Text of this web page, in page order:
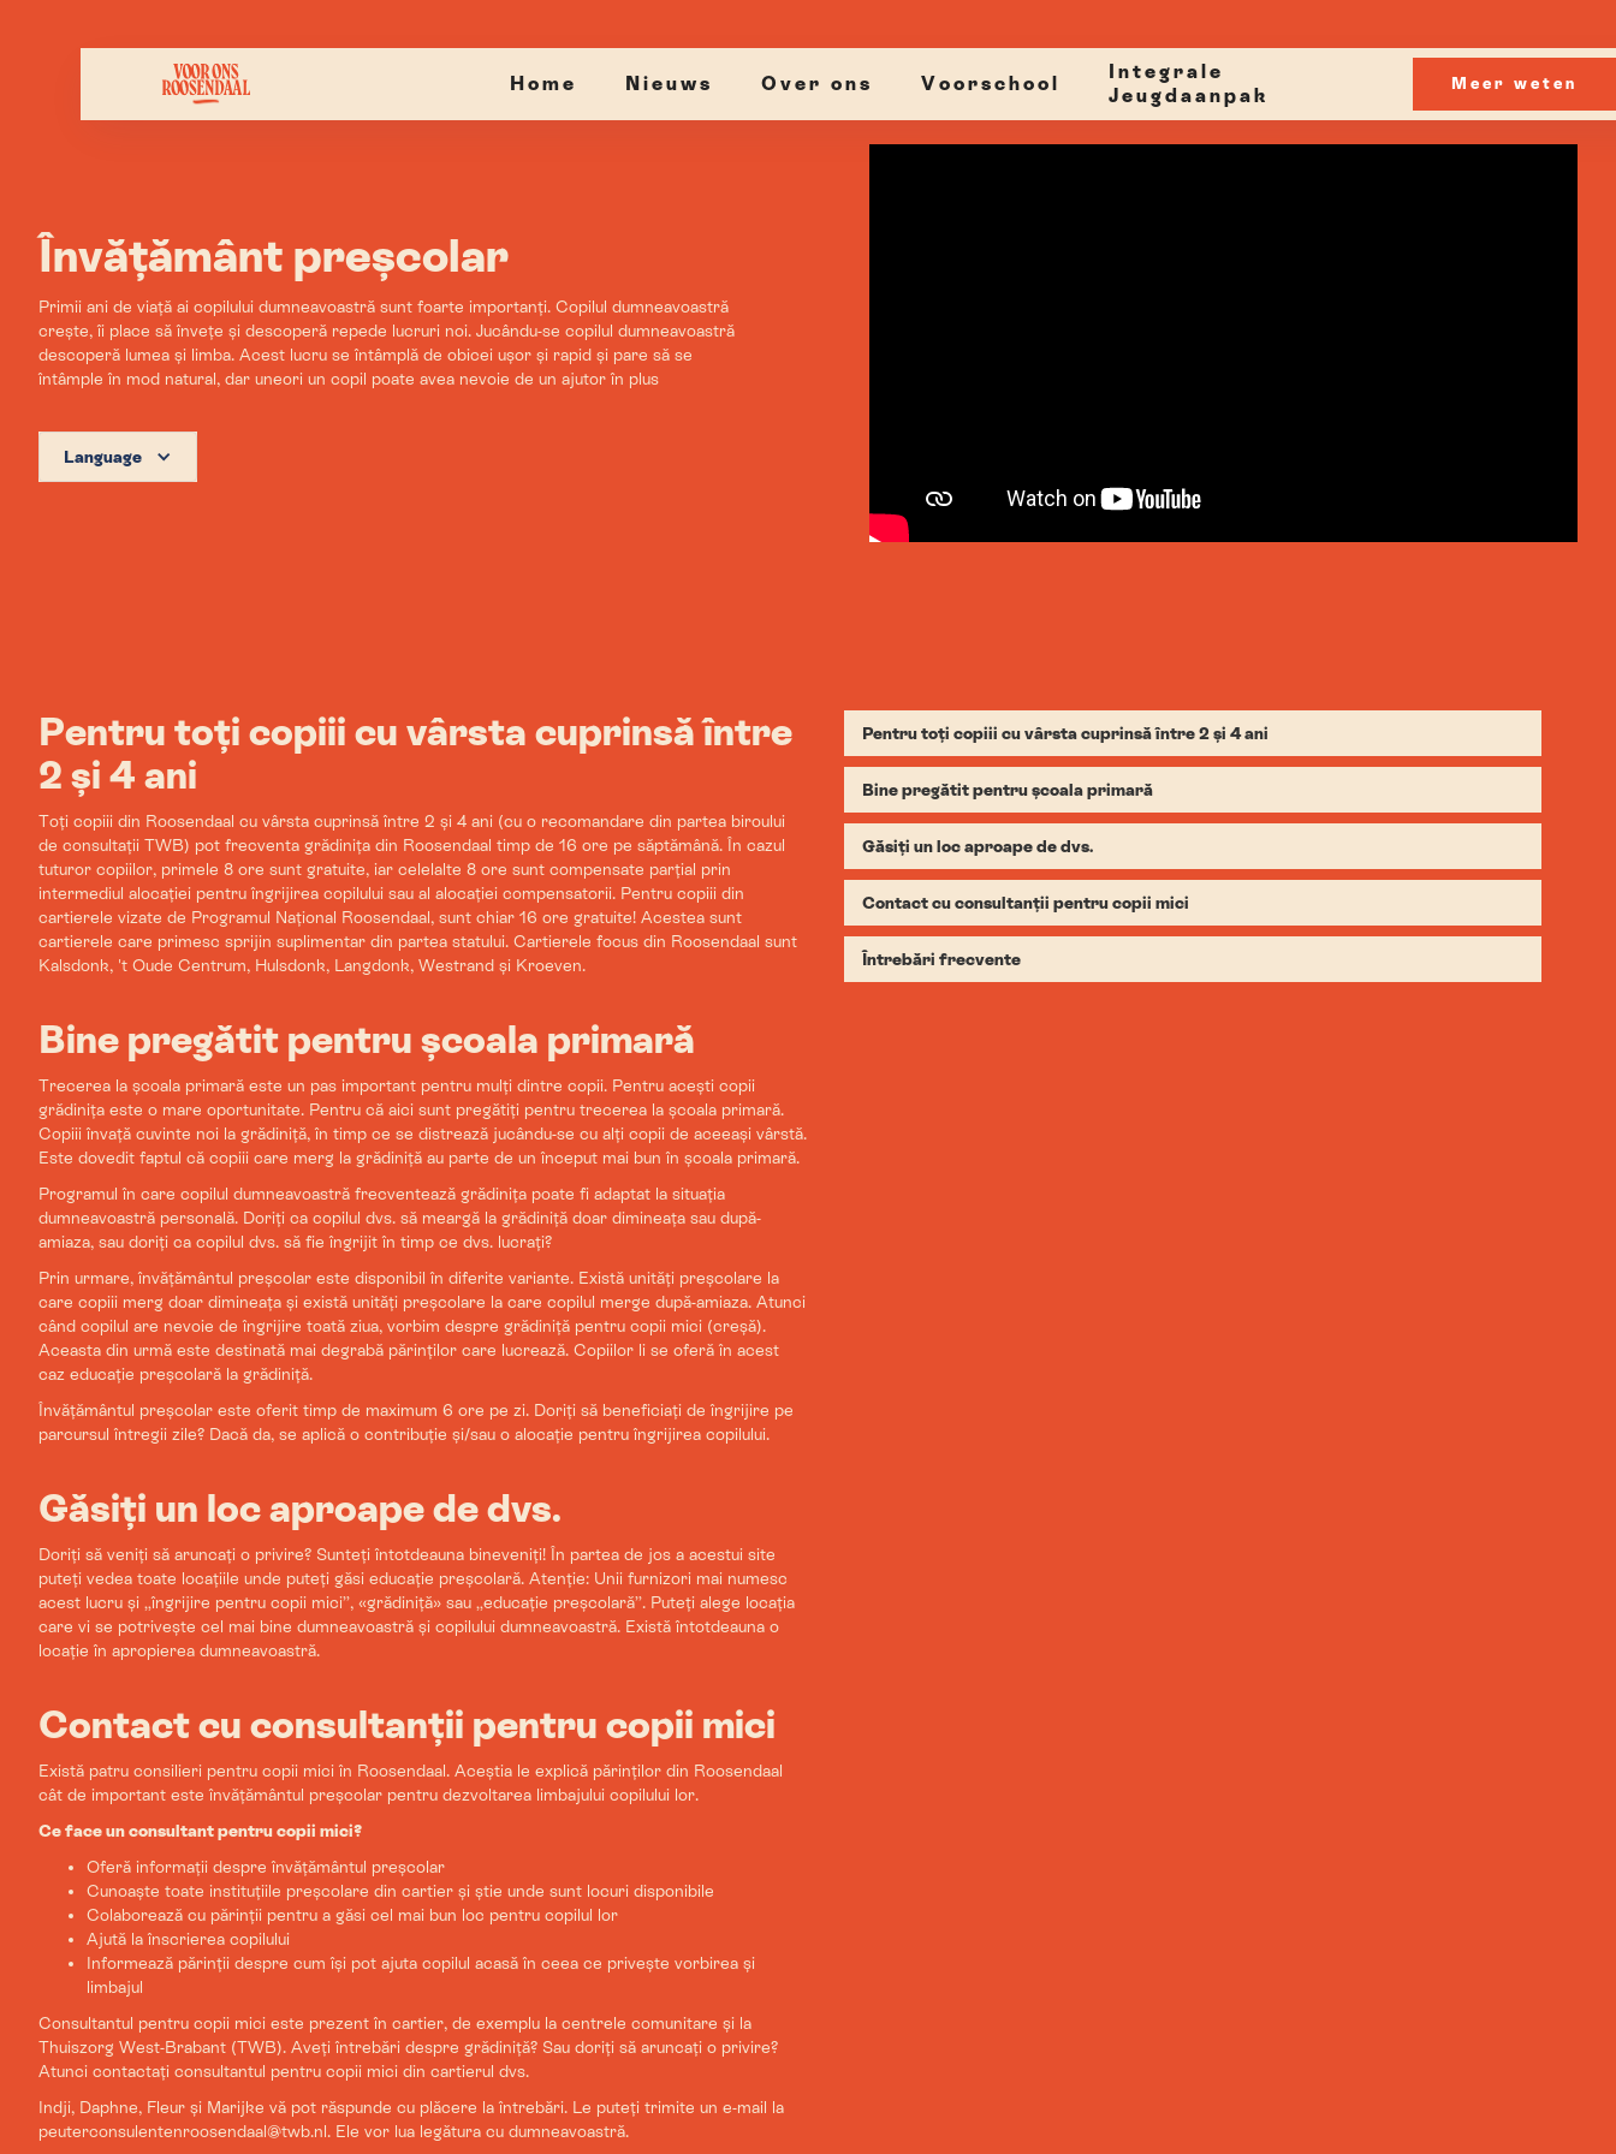
Home Nieuws Over ons Voorschool
Integrale
Jeugdaanpak
Meer weten
Învățământ preșcolar
Primii ani de viață ai copilului dumneavoastră sunt foarte importanți. Copilul dumneavoastră
crește, îi place să învețe și descoperă repede lucruri noi. Jucându-se copilul dumneavoastră
descoperă lumea și limba. Acest lucru se întâmplă de obicei ușor și rapid și pare să se
întâmple în mod natural, dar uneori un copil poate avea nevoie de un ajutor în plus
Language
Pentru toți copiii cu vârsta cuprinsă între
2 și 4 ani
Toți copiii din Roosendaal cu vârsta cuprinsă între 2 și 4 ani (cu o recomandare din partea biroului
de consultații TWB) pot frecventa grădinița din Roosendaal timp de 16 ore pe săptămână. În cazul
tuturor copiilor, primele 8 ore sunt gratuite, iar celelalte 8 ore sunt compensate parțial prin
intermediul alocației pentru îngrijirea copilului sau al alocației compensatorii. Pentru copiii din
cartierele vizate de Programul Național Roosendaal, sunt chiar 16 ore gratuite! Acestea sunt
cartierele care primesc sprijin suplimentar din partea statului. Cartierele focus din Roosendaal sunt
Kalsdonk, 't Oude Centrum, Hulsdonk, Langdonk, Westrand și Kroeven.
Bine pregătit pentru școala primară
Trecerea la școala primară este un pas important pentru mulți dintre copii. Pentru acești copii
grădinița este o mare oportunitate. Pentru că aici sunt pregătiți pentru trecerea la școala primară.
Copiii învață cuvinte noi la grădiniță, în timp ce se distrează jucându-se cu alți copii de aceeași vârstă.
Este dovedit faptul că copiii care merg la grădiniță au parte de un început mai bun în școala primară.
Programul în care copilul dumneavoastră frecventează grădinița poate fi adaptat la situația
dumneavoastră personală. Doriți ca copilul dvs. să meargă la grădiniță doar dimineața sau după-
amiaza, sau doriți ca copilul dvs. să fie îngrijit în timp ce dvs. lucrați?
Prin urmare, învățământul preșcolar este disponibil în diferite variante. Există unități preșcolare la
care copiii merg doar dimineața și există unități preșcolare la care copilul merge după-amiaza. Atunci
când copilul are nevoie de îngrijire toată ziua, vorbim despre grădiniță pentru copii mici (creșă).
Aceasta din urmă este destinată mai degrabă părinților care lucrează. Copiilor li se oferă în acest
caz educație preșcolară la grădiniță.
Învățământul preșcolar este oferit timp de maximum 6 ore pe zi. Doriți să beneficiați de îngrijire pe
parcursul întregii zile? Dacă da, se aplică o contribuție și/sau o alocație pentru îngrijirea copilului.
Găsiți un loc aproape de dvs.
Doriți să veniți să aruncați o privire? Sunteți întotdeauna bineveniți! În partea de jos a acestui site
puteți vedea toate locațiile unde puteți găsi educație preșcolară. Atenție: Unii furnizori mai numesc
acest lucru și „îngrijire pentru copii mici”, «grădiniță» sau „educație preșcolară”. Puteți alege locația
care vi se potrivește cel mai bine dumneavoastră și copilului dumneavoastră. Există întotdeauna o
locație în apropierea dumneavoastră.
Contact cu consultanții pentru copii mici
Există patru consilieri pentru copii mici în Roosendaal. Aceștia le explică părinților din Roosendaal
cât de important este învățământul preșcolar pentru dezvoltarea limbajului copilului lor.
Ce face un consultant pentru copii mici?
Oferă informații despre învățământul preșcolar
Cunoaște toate instituțiile preșcolare din cartier și știe unde sunt locuri disponibile
Colaborează cu părinții pentru a găsi cel mai bun loc pentru copilul lor
Ajută la înscrierea copilului
Informează părinții despre cum își pot ajuta copilul acasă în ceea ce privește vorbirea și
limbajul
Consultantul pentru copii mici este prezent în cartier, de exemplu la centrele comunitare și la
Thuiszorg West-Brabant (TWB). Aveți întrebări despre grădiniță? Sau doriți să aruncați o privire?
Atunci contactați consultantul pentru copii mici din cartierul dvs.
Indji, Daphne, Fleur și Marijke vă pot răspunde cu plăcere la întrebări. Le puteți trimite un e-mail la
peuterconsulentenroosendaal@twb.nl. Ele vor lua legătura cu dumneavoastră.
Pentru toți copiii cu vârsta cuprinsă între 2 și 4 ani
Bine pregătit pentru școala primară
Găsiți un loc aproape de dvs.
Contact cu consultanții pentru copii mici
Întrebări frecvente